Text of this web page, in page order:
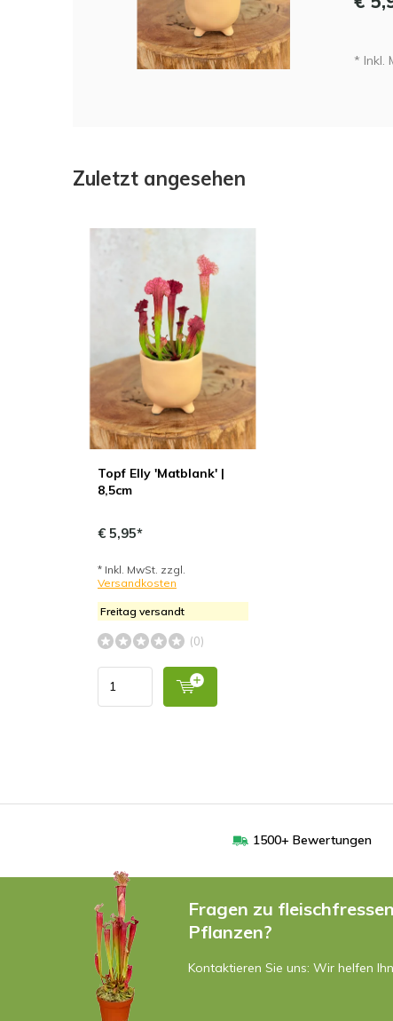
* Inkl.
Zuletzt angesehen
Topf Elly 'Matblank' |
8,5cm
€ 5,95*
* Inkl. MwSt. zzgl.
Versandkosten
Freitag versandt
(0)
1500+ Bewertungen
Fragen zu
Pflanzen?
Kontaktieren Sie uns: Wir helfen